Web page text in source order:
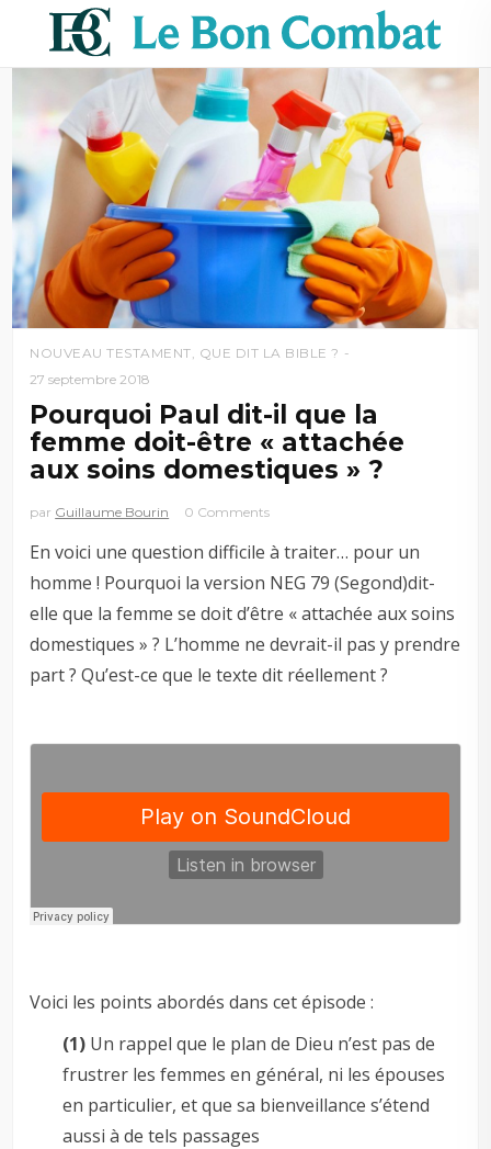
NOUVEAU TESTAMENT QUE DIT LA BIBLE ?
27 septembre 2018
Pourquoi Paul dit-il que la
femme doit-être « attachée
aux soins domestiques » ?
par Guillaume Bourin 0 Comments
En voici une question difficile à traiter… pour un
homme ! Pourquoi la version NEG 79 (Segond)dit-
elle que la femme se doit d’être « attachée aux soins
domestiques » ? L’homme ne devrait-il pas y prendre
part ? Qu’est-ce que le texte dit réellement ?
Voici les points abordés dans cet épisode :
(1) Un rappel que le plan de Dieu n’est pas de
frustrer les femmes en général, ni les épouses
en particulier, et que sa bienveillance s’étend
aussi à de tels passages